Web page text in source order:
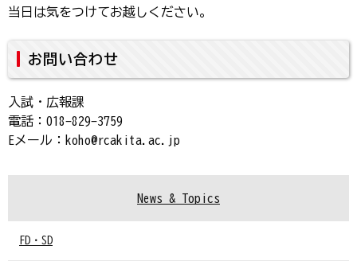
当日は気をつけてお越しください。
お問い合わせ
入試・広報課
電話：018-829-3759
Eメール：koho@rcakita.ac.jp
News & Topics
FD・SD